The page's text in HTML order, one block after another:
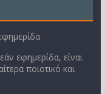
εφημερίδα, είναι
ποιοτικό και